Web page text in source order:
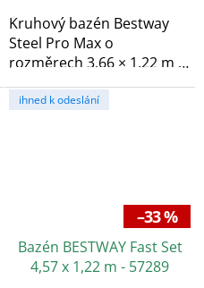
Kruhový bazén Bestway
Steel Pro Max o
rozměrech 3,66 × 1,22 m a
objemu 10 250 l má...
ihned k odeslání
–33 %
Bazén BESTWAY Fast Set
4,57 x 1,22 m - 57289